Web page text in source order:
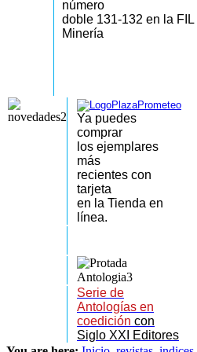
número
doble 131-132 en la FIL
Minería
Ya puedes
comprar
los ejemplares
más
recientes con
tarjeta
en la Tienda en
línea.
Serie de
Antologías en
coedición con
Siglo XXI Editores